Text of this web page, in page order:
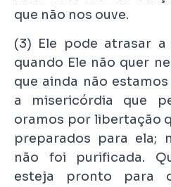
que não nos ouve.
(3) Ele pode atrasar
quando Ele não quer
que ainda não
a misericórdia que
oramos por libertação
preparados para ela;
não foi purificada.
esteja pronto para